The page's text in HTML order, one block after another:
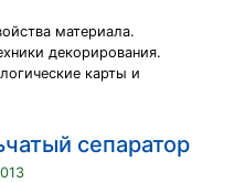
материала.
декорирования.
карты и
сепаратор